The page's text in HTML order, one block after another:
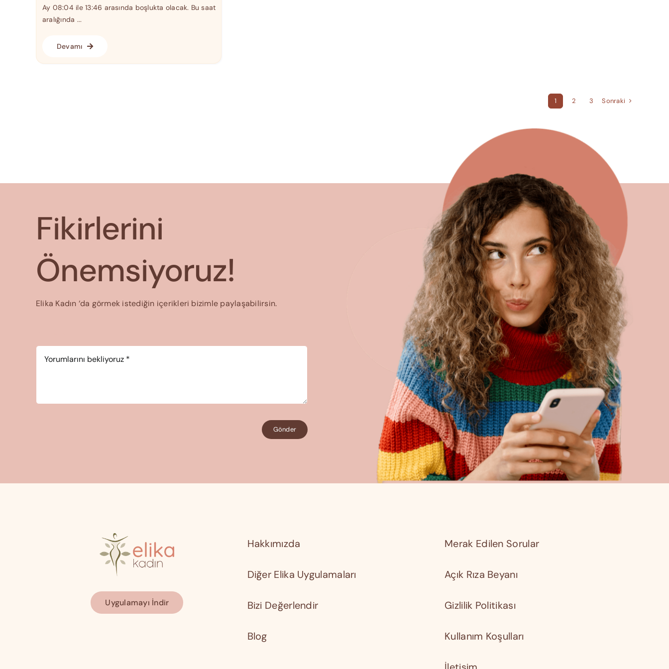
Ay 08:04 ile 13:46 arasında boşlukta olacak. Bu saat
aralığında ...
Devamı
1 2 3 Sonraki
Fikirlerini
Önemsiyoruz!
Elika Kadın ‘da görmek istediğin içerikleri bizimle paylaşabilirsin.
Gönder
Uygulamayı İndir
Hakkımızda
Diğer Elika Uygulamaları
Bizi Değerlendir
Blog
Merak Edilen Sorular
Açık Rıza Beyanı
Gizlilik Politikası
Kullanım Koşulları